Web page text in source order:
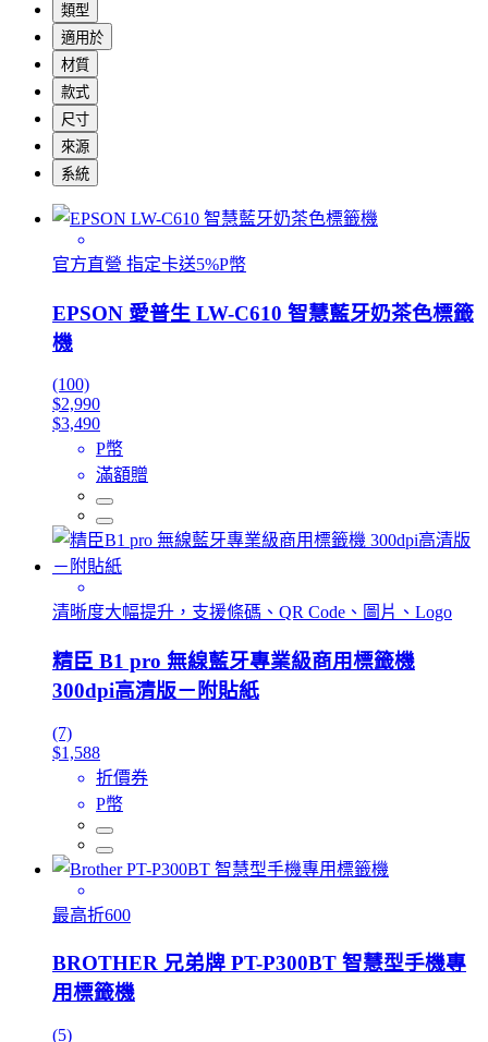
類型
適用於
材質
款式
尺寸
來源
系統
官方直營 指定卡送5%P幣
EPSON 愛普生 LW-C610 智慧藍牙奶茶色標籤
機
(100)
$2,990
$3,490
P幣
滿額贈
清晰度大幅提升，支援條碼、QR Code、圖片、Logo
精臣 B1 pro 無線藍牙專業級商用標籤機
300dpi高清版－附貼紙
(7)
$1,588
折價券
P幣
最高折600
BROTHER 兄弟牌 PT-P300BT 智慧型手機專
用標籤機
(5)